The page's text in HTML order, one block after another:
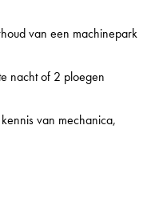
van een machinepark
nacht of 2 ploegen
van mechanica,